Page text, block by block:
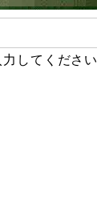
してください